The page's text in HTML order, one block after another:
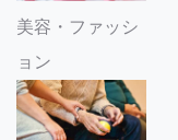
美容・ファッシ
ョン